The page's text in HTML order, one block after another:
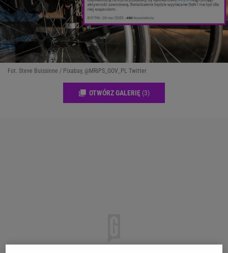
Fot. Steve Buissinne / Pixabay, @MRiPS_GOV_PL Twitter
OTWÓRZ GALERIĘ (3)